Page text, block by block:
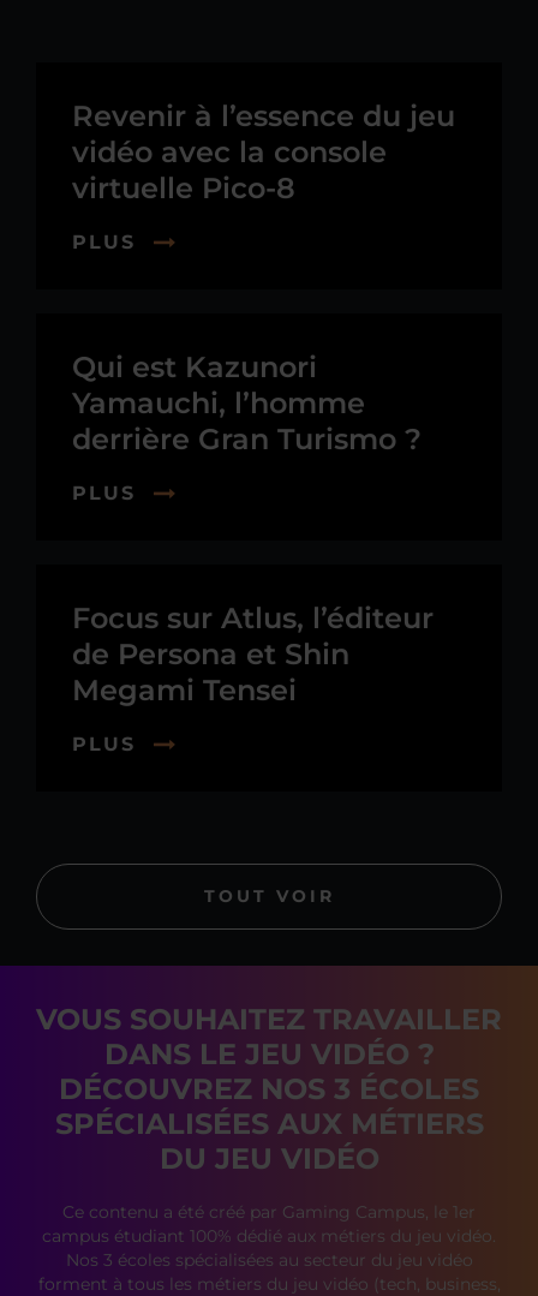
Revenir à l’essence du jeu
vidéo avec la console
virtuelle Pico-8
PLUS
Qui est Kazunori
Yamauchi, l’homme
derrière Gran Turismo ?
PLUS
Focus sur Atlus, l’éditeur
de Persona et Shin
Megami Tensei
PLUS
TOUT VOIR
VOUS SOUHAITEZ TRAVAILLER
DANS LE JEU VIDÉO ?
DÉCOUVREZ NOS 3 ÉCOLES
SPÉCIALISÉES AUX MÉTIERS
DU JEU VIDÉO
Ce contenu a été créé par Gaming Campus, le 1er
campus étudiant 100% dédié aux métiers du jeu vidéo.
Nos 3 écoles spécialisées au secteur du jeu vidéo
forment à tous les métiers du jeu vidéo (tech, business,